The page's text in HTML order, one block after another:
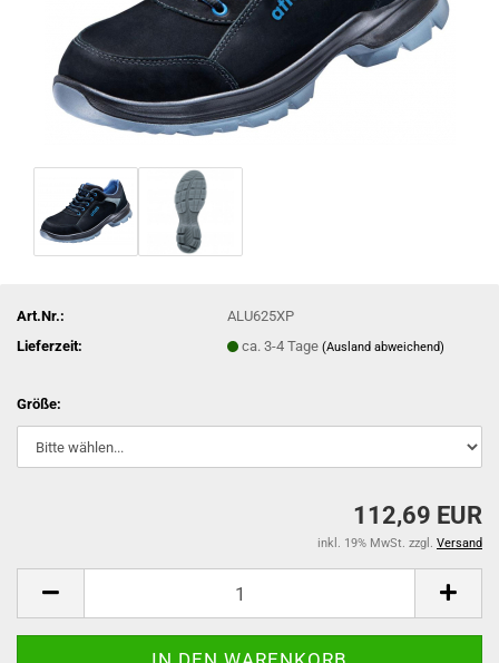
Art.Nr.:
ALU625XP
Lieferzeit:
ca. 3-4 Tage(Ausland abweichend)
Größe:
112,69 EUR
inkl. 19% MwSt. zzgl. Versand